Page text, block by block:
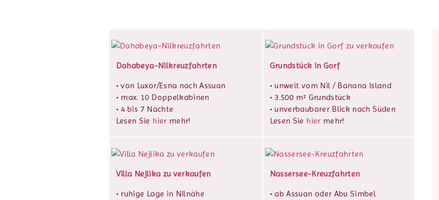
Dahabeya-Nilkreuzfahrten
• von Luxor/Esna nach Assuan
• max. 10 Doppelkabinen
• 4 bis 7 Nächte
Lesen Sie hier mehr!
Grundstück in Gorf
• unweit vom Nil / Banana Island
• 3.500 m² Grundstück
• unverbaubarer Blick nach Süden
Lesen Sie hier mehr!
Villa Nejlika zu verkaufen
• ruhige Lage in Nilnähe
Nassersee-Kreuzfahrten
• ab Assuan oder Abu Simbel